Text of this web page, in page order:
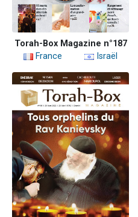
Torah-Box Magazine n°187
France
Israël